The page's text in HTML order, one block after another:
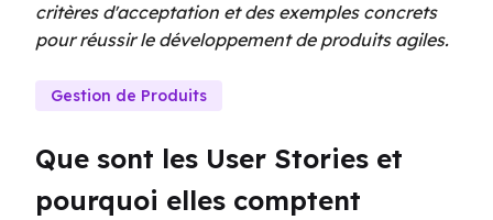
critères d'acceptation et des exemples concrets
pour réussir le développement de produits agiles.
Gestion de Produits
Que sont les User Stories et
pourquoi elles comptent